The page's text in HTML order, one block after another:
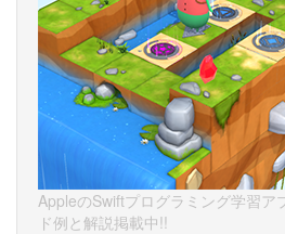
AppleのSwiftプログラミング学習ア
ド例と解説掲載中!!